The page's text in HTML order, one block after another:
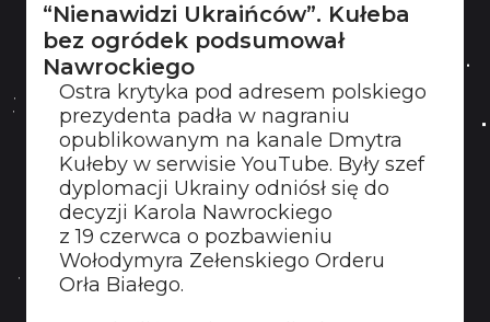
Z KRAJU
ŚWIAT
MILITARIA
OPINIA
“Nienawidzi Ukraińców”. Kułeba
bez ogródek podsumował
Nawrockiego
Ostra krytyka pod adresem polskiego
prezydenta padła w nagraniu
opublikowanym na kanale Dmytra
Kułeby w serwisie YouTube. Były szef
dyplomacji Ukrainy odniósł się do
decyzji Karola Nawrockiego
z 19 czerwca o pozbawieniu
Wołodymyra Zełenskiego Orderu
Orła Białego.